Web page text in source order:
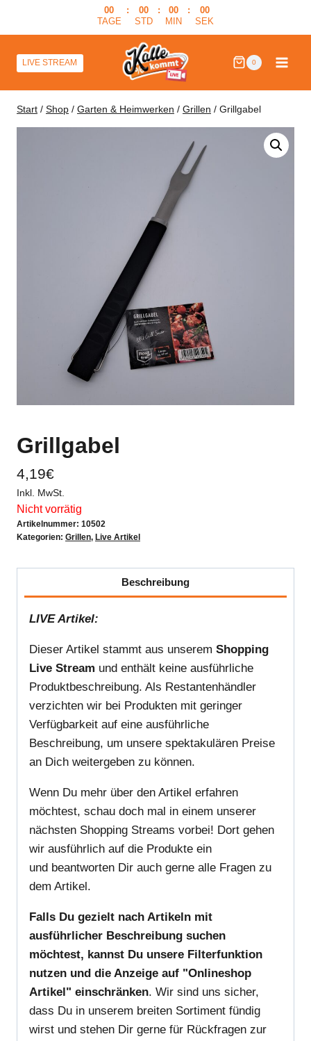
00
TAGE
:
00
STD
:
00
MIN
:
00
SEK
LIVE STREAM 0
Start / Shop / Garten & Heimwerken / Grillen / Grillgabel
Grillgabel
4,19€
Inkl. MwSt.
Nicht vorrätig
Artikelnummer: 10502
Kategorien: Grillen, Live Artikel
Beschreibung
LIVE Artikel:
Dieser Artikel stammt aus unserem Shopping
Live Stream und enthält keine ausführliche
Produktbeschreibung. Als Restantenhändler
verzichten wir bei Produkten mit geringer
Verfügbarkeit auf eine ausführliche
Beschreibung, um unsere spektakulären Preise
an Dich weitergeben zu können.
Wenn Du mehr über den Artikel erfahren
möchtest, schau doch mal in einem unserer
nächsten Shopping Streams vorbei! Dort gehen
wir ausführlich auf die Produkte ein
und beantworten Dir auch gerne alle Fragen zu
dem Artikel.
Falls Du gezielt nach Artikeln mit
ausführlicher Beschreibung suchen
möchtest, kannst Du unsere Filterfunktion
nutzen und die Anzeige auf "Onlineshop
Artikel" einschränken. Wir sind uns sicher,
dass Du in unserem breiten Sortiment fündig
wirst und stehen Dir gerne für Rückfragen zur